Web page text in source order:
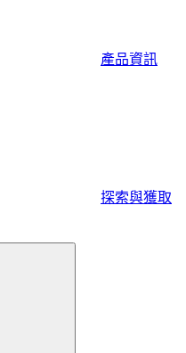
產品資訊
探索與獲取